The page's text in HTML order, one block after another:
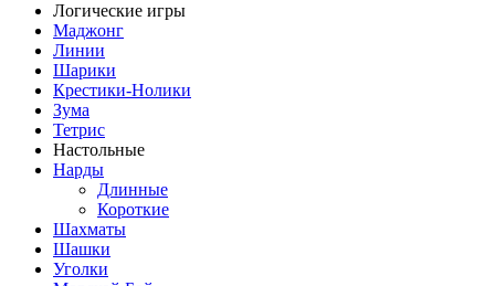
Логические игры
Маджонг
Линии
Шарики
Крестики-Нолики
Зума
Тетрис
Настольные
Нарды
Длинные
Короткие
Шахматы
Шашки
Уголки